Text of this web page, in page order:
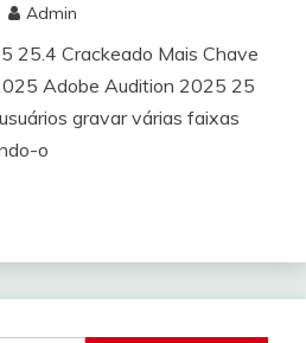
Admin
25.4 Crackeado Mais Chave
Adobe Audition 2025 25
gravar várias faixas
o